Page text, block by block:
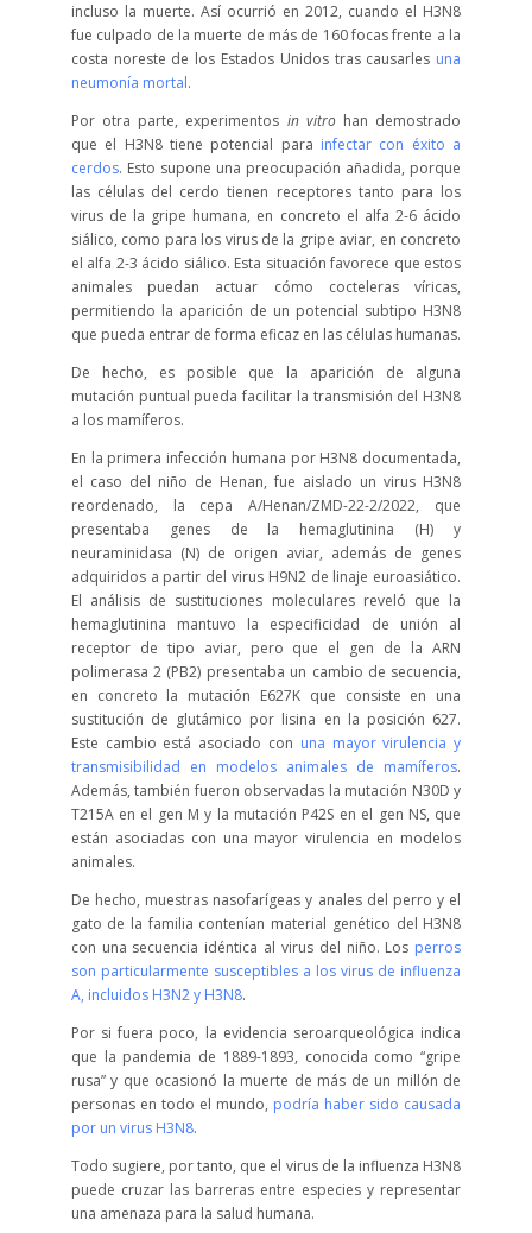
incluso la muerte. Así ocurrió en 2012, cuando el H3N8
fue culpado de la muerte de más de 160 focas frente a la
costa noreste de los Estados Unidos tras causarles una
neumonía mortal.
Por otra parte, experimentos in vitrohan demostrado
que el H3N8 tiene potencial para infectar con éxito a
cerdos. Esto supone una preocupación añadida, porque
las células del cerdo tienen receptores tanto para los
virus de la gripe humana, en concreto el alfa 2-6 ácido
siálico, como para los virus de la gripe aviar, en concreto
el alfa 2-3 ácido siálico. Esta situación favorece que estos
animales puedan actuar cómo cocteleras víricas,
permitiendo la aparición de un potencial subtipo H3N8
que pueda entrar de forma eficaz en las células humanas.
De hecho, es posible que la aparición de alguna
mutación puntual pueda facilitar la transmisión del H3N8
a los mamíferos.
En la primera infección humana por H3N8 documentada,
el caso del niño de Henan, fue aislado un virus H3N8
reordenado, la cepa A/Henan/ZMD-22-2/2022, que
presentaba genes de la hemaglutinina (H) y
neuraminidasa (N) de origen aviar, además de genes
adquiridos a partir del virus H9N2 de linaje euroasiático.
El análisis de sustituciones moleculares reveló que la
hemaglutinina mantuvo la especificidad de unión al
receptor de tipo aviar, pero que el gen de la ARN
polimerasa 2 (PB2) presentaba un cambio de secuencia,
en concreto la mutación E627K que consiste en una
sustitución de glutámico por lisina en la posición 627.
Este cambio está asociado con una mayor virulencia y
transmisibilidad en modelos animales de mamíferos.
Además, también fueron observadas la mutación N30D y
T215A en el gen M y la mutación P42S en el gen NS, que
están asociadas con una mayor virulencia en modelos
animales.
De hecho, muestras nasofarígeas y anales del perro y el
gato de la familia contenían material genético del H3N8
con una secuencia idéntica al virus del niño. Los perros
son particularmente susceptibles a los virus de influenza
A, incluidos H3N2 y H3N8.
Por si fuera poco, la evidencia seroarqueológica indica
que la pandemia de 1889-1893, conocida como “gripe
rusa” y que ocasionó la muerte de más de un millón de
personas en todo el mundo, podría haber sido causada
por un virus H3N8.
Todo sugiere, por tanto, que el virus de la influenza H3N8
puede cruzar las barreras entre especies y representar
una amenaza para la salud humana.